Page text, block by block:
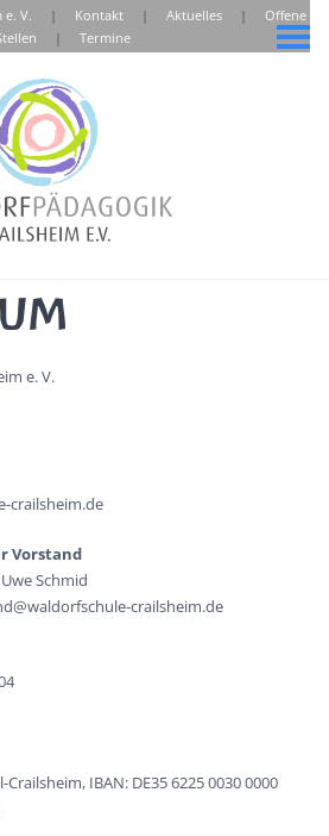
V. | Kontakt | Aktuelles | Offene
| Termine
e. V.
crailsheim.de
Vorstand
Schmid
crailsheim.de
IBAN: DE35 6225 0030 0000